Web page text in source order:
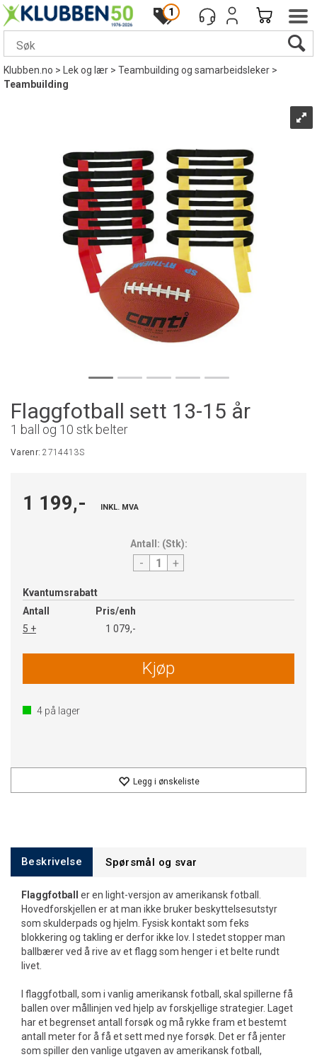
1
Klubben.no> Lek og lær>Teambuilding og samarbeidsleker>
Teambuilding
Flaggfotball sett 13-15 år
1 ball og 10 stk belter
Varenr:2714413S
1 199,- INKL. MVA
Antall: (Stk):
- +
Kvantumsrabatt
Antall
Pris/enh
5 +
1 079,-
Kjøp
4 på lager
Legg i ønskeliste
Beskrivelse Spørsmål og svar
Flaggfotball er en light-versjon av amerikansk fotball.
Hovedforskjellen er at man ikke bruker beskyttelsesutstyr
som skulderpads og hjelm. Fysisk kontakt som feks
blokkering og takling er derfor ikke lov. I stedet stopper man
ballbærer ved å rive av et flagg som henger i et belte rundt
livet.
I flaggfotball, som i vanlig amerikansk fotball, skal spillerne få
ballen over mållinjen ved hjelp av forskjellige strategier. Laget
har et begrenset antall forsøk og må rykke fram et bestemt
antall meter for å få et sett med nye forsøk. Det er få jenter
som spiller den vanlige utgaven av amerikansk fotball,